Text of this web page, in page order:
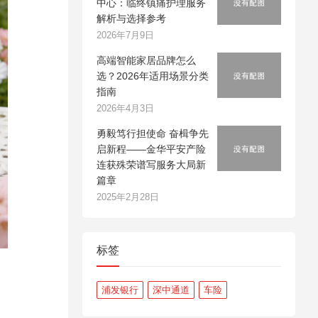
中心：临终镇痛护理服务
解析与选择参考
2026年7月9日
高端智能家居品牌怎么
选？2026年适用场景分类
指南
2026年4月3日
勇毅笃行担使命 奋楫争先
启新程——金华平安产险
连获殊荣谱写服务大局新
篇章
2025年2月28日
标签
浦发银行 深中通道 车险